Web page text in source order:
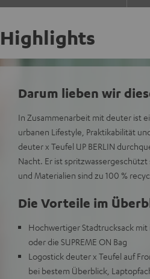
Highlights
Darum lieben wir
In Zusammenarbeit mit deuter ist
urbanen Lifestyle, Praktikabilität
deuter x Teufel UP BERLIN
Nacht. Er ist spritzwassergeschützt
und Materialien sind zu 100 %
Die Vorteile im
Hochwertiger Stadtrucksack mit
oder die SUPREME ON Bag
Logostick deuter x Teufel auf
bei bestem Überblick,